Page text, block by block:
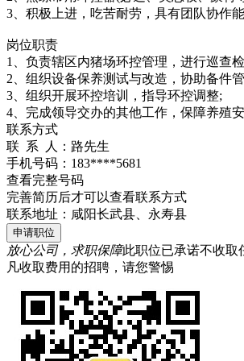
3、积极上进，吃苦耐劳，具有团队协作能
岗位职责
1、负责辖区内猪场环控管理，进行巡查
2、组织设备保养测试与改造，协助备件
3、组织开展环控培训，指导环控调整;
4、完成领导交办的其他工作，保障养殖安
联系方式
联 系 人： 路先生
手机号码： 183****5681
查看完整号码
完善简历后才可以查看联系方式
联系地址： 咸阳长武县、永寿县
申请职位
放心公司，求职保障此职位已承诺不收取
凡收取费用的招聘，请您警惕